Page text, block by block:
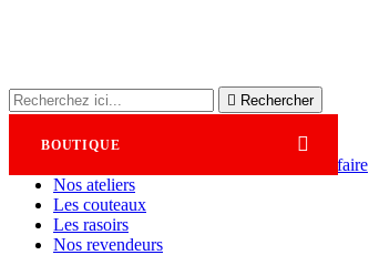
 Rechercher

BOUTIQUE
Savoir-faire
Nos ateliers
Les couteaux
Les rasoirs
Nos revendeurs